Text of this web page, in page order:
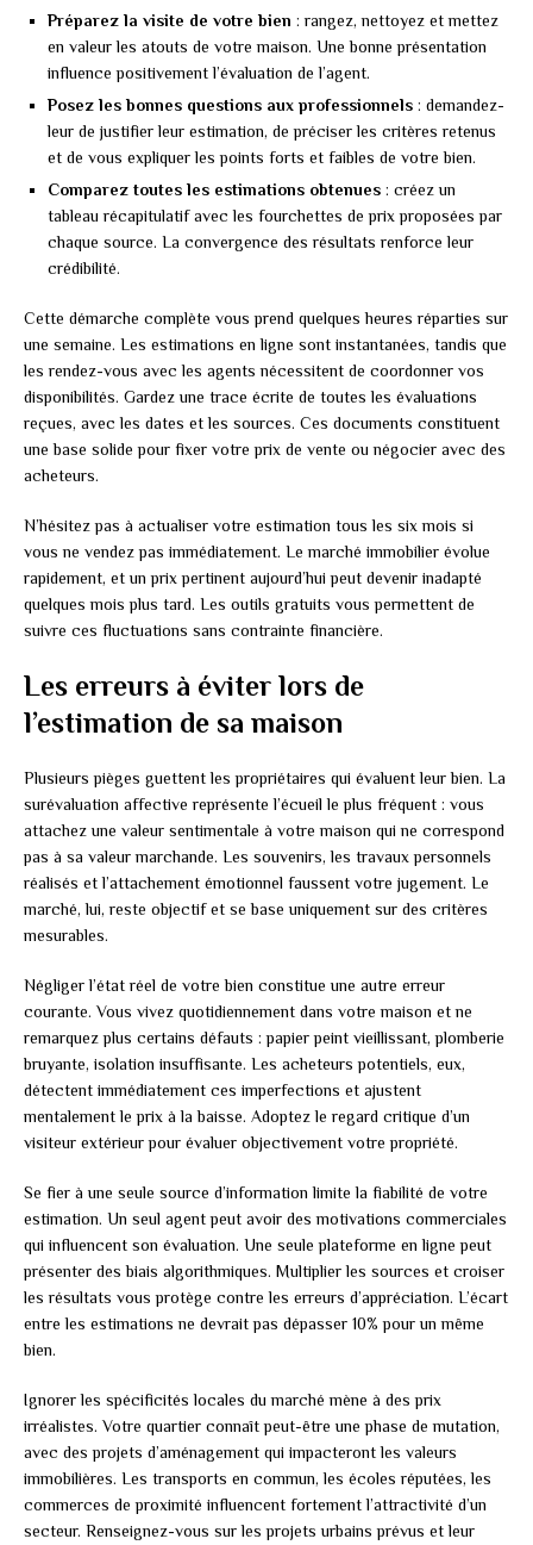
Préparez la visite de votre bien : rangez, nettoyez et mettez
en valeur les atouts de votre maison. Une bonne présentation
influence positivement l’évaluation de l’agent.
Posez les bonnes questions aux professionnels : demandez-
leur de justifier leur estimation, de préciser les critères retenus
et de vous expliquer les points forts et faibles de votre bien.
Comparez toutes les estimations obtenues : créez un
tableau récapitulatif avec les fourchettes de prix proposées par
chaque source. La convergence des résultats renforce leur
crédibilité.
Cette démarche complète vous prend quelques heures réparties sur
une semaine. Les estimations en ligne sont instantanées, tandis que
les rendez-vous avec les agents nécessitent de coordonner vos
disponibilités. Gardez une trace écrite de toutes les évaluations
reçues, avec les dates et les sources. Ces documents constituent
une base solide pour fixer votre prix de vente ou négocier avec des
acheteurs.
N’hésitez pas à actualiser votre estimation tous les six mois si
vous ne vendez pas immédiatement. Le marché immobilier évolue
rapidement, et un prix pertinent aujourd’hui peut devenir inadapté
quelques mois plus tard. Les outils gratuits vous permettent de
suivre ces fluctuations sans contrainte financière.
Les erreurs à éviter lors de
l’estimation de sa maison
Plusieurs pièges guettent les propriétaires qui évaluent leur bien. La
surévaluation affective représente l’écueil le plus fréquent : vous
attachez une valeur sentimentale à votre maison qui ne correspond
pas à sa valeur marchande. Les souvenirs, les travaux personnels
réalisés et l’attachement émotionnel faussent votre jugement. Le
marché, lui, reste objectif et se base uniquement sur des critères
mesurables.
Négliger l’état réel de votre bien constitue une autre erreur
courante. Vous vivez quotidiennement dans votre maison et ne
remarquez plus certains défauts : papier peint vieillissant, plomberie
bruyante, isolation insuffisante. Les acheteurs potentiels, eux,
détectent immédiatement ces imperfections et ajustent
mentalement le prix à la baisse. Adoptez le regard critique d’un
visiteur extérieur pour évaluer objectivement votre propriété.
Se fier à une seule source d’information limite la fiabilité de votre
estimation. Un seul agent peut avoir des motivations commerciales
qui influencent son évaluation. Une seule plateforme en ligne peut
présenter des biais algorithmiques. Multiplier les sources et croiser
les résultats vous protège contre les erreurs d’appréciation. L’écart
entre les estimations ne devrait pas dépasser 10% pour un même
bien.
Ignorer les spécificités locales du marché mène à des prix
irréalistes. Votre quartier connaît peut-être une phase de mutation,
avec des projets d’aménagement qui impacteront les valeurs
immobilières. Les transports en commun, les écoles réputées, les
commerces de proximité influencent fortement l’attractivité d’un
secteur. Renseignez-vous sur les projets urbains prévus et leur